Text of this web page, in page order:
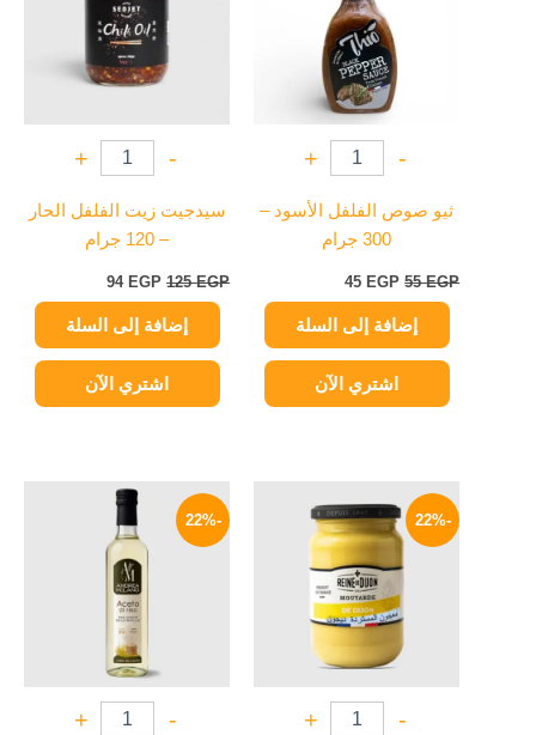
-
+
ثيو صوص الفلفل الأسود –
300 جرام
55EGP
45 EGP
إضافة إلى السلة
اشتري الآن
-
+
سيدجيت زيت الفلفل الحار
– 120 جرام
125EGP
94 EGP
إضافة إلى السلة
اشتري الآن
-22%
-
+
الأصلي
هو:
الحالي
هو:
195 EGP.
-22%
-
+
السعر
الأصلي
165 EGP.